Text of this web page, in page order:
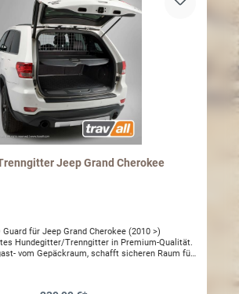
Jeep Grand Cherokee
für Jeep Grand Cherokee (2010 >)
Hundegitter/Trenngitter in Premium-Qualität.
vom Gepäckraum, schafft sicheren Raum für